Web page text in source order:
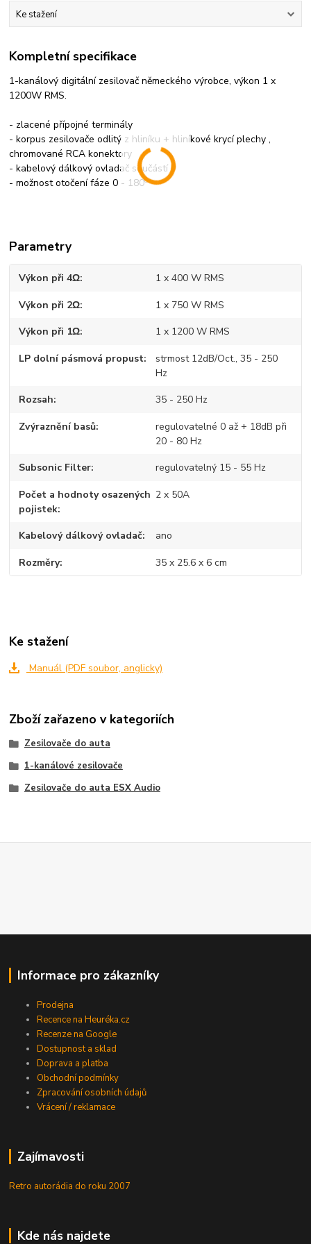
Ke stažení
Kompletní specifikace
1-kanálový digitální zesilovač německého výrobce, výkon 1 x
1200W RMS.
- zlacené přípojné terminály
- korpus zesilovače odlitý z hliníku + hliníkové krycí plechy ,
chromované RCA konektory
- kabelový dálkový ovladač součástí
- možnost otočení fáze 0 - 180o
Parametry
Výkon při 4Ω 1 x 400 W RMS
Výkon při 2Ω 1 x 750 W RMS
Výkon při 1Ω 1 x 1200 W RMS
LP dolní pásmová propust
strmost 12dB/Oct., 35 - 250
Hz
Rozsah 35 - 250 Hz
Zvýraznění basů
regulovatelné 0 až + 18dB při
20 - 80 Hz
Subsonic Filter regulovatelný 15 - 55 Hz
Počet a hodnoty osazených
pojistek
2 x 50A
Kabelový dálkový ovladač ano
Rozměry 35 x 25.6 x 6 cm
Ke stažení
Manuál (PDF soubor, anglicky)
Zboží zařazeno v kategoriích
Zesilovače do auta
1-kanálové zesilovače
Zesilovače do auta ESX Audio
Informace pro zákazníky
Prodejna
Recence na Heuréka.cz
Recenze na Google
Dostupnost a sklad
Doprava a platba
Obchodní podmínky
Zpracování osobních údajů
Vrácení / reklamace
Zajímavosti
Retro autorádia do roku 2007
Kde nás najdete